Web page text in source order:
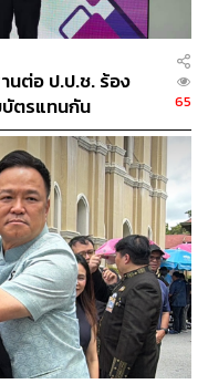
นต่อ ป.ป.ช. ร้อง
ตรแทนกัน
65